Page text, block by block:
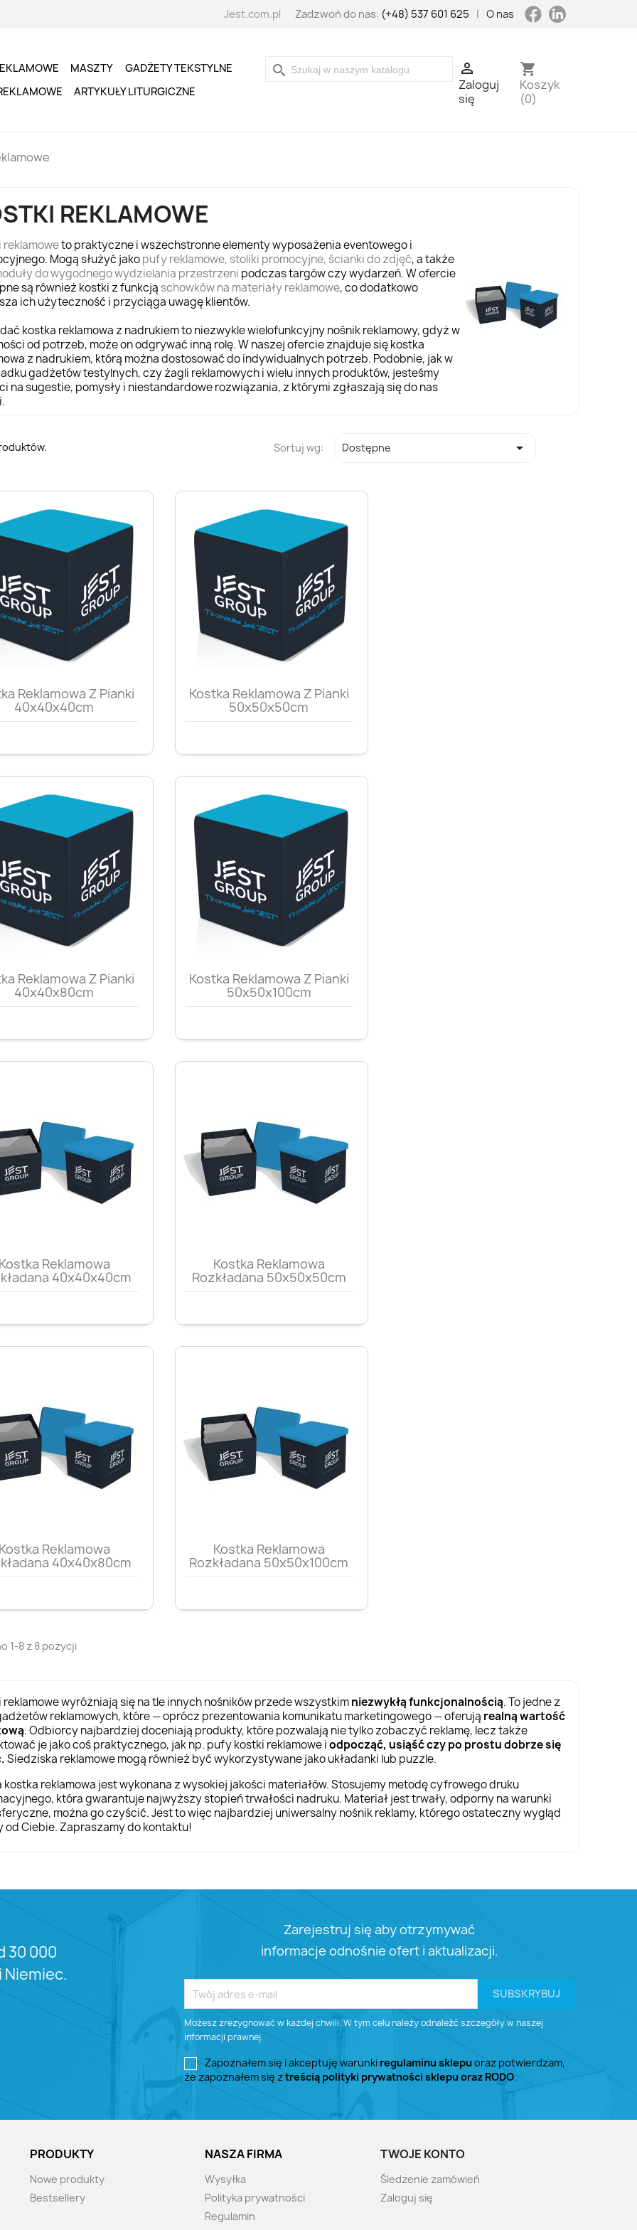
Jest.com.pl Zadzwoń do nas: (+48) 537 601 625 | O nas Facebook
MASZTY
GADŻETY TEKSTYLNE
ARTYKUŁY LITURGICZNE
search 
Zaloguj
się
shopping_cart
Koszyk
(0)
REKLAMOWE
reklamoweto praktyczne i wszechstronne elementy wyposażenia eventowego i
Mogą służyć jakopufy reklamowe, stoliki promocyjne, ścianki do zdjęć, a także
do wygodnego wydzielania przestrzeni podczas targów czy wydarzeń. W ofercie
są również kostki z funkcją schowków na materiały reklamowe, co dodatkowo
ich użyteczność i przyciąga uwagę klientów.
kostka reklamowa z nadrukiem to niezwykle wielofunkcyjnynośnik reklamowy, gdyż w
od potrzeb, może on odgrywać inną rolę. W naszej ofercie znajduje się kostka
z nadrukiem, którą można dostosować do indywidualnych potrzeb. Podobnie, jak w
gadżetów testylnych, czyżagli reklamowychi wielu innych produktów, jesteśmy
na sugestie, pomysły i niestandardowe rozwiązania, z którymi zgłaszają się do nas
Sortuj wg: Dostępne 
Szybki podgląd
Reklamowa Z Pianki
40x40x40cm
Szybki podgląd
Kostka Reklamowa Z Pianki
50x50x50cm
Szybki podgląd
Reklamowa Z Pianki
40x40x80cm
Szybki podgląd
Kostka Reklamowa Z Pianki
50x50x100cm
Szybki podgląd
Reklamowa
40x40x40cm
Szybki podgląd
Kostka Reklamowa
Rozkładana 50x50x50cm
Szybki podgląd
Reklamowa
40x40x80cm
Szybki podgląd
Kostka Reklamowa
Rozkładana 50x50x100cm
1-8 z 8 pozycji
reklamowe wyróżniają się na tle innych nośników przede wszystkimniezwykłą funkcjonalnością. To jedne z
reklamowych, które — oprócz prezentowania komunikatu marketingowego — oferują realną wartość
. Odbiorcy najbardziej doceniają produkty, które pozwalają nie tylko zobaczyć reklamę, lecz także
je jako coś praktycznego, jak np. pufy kostki reklamowe iodpocząć, usiąść czy po prostu dobrze się
Siedziska reklamowe mogą również być wykorzystywane jako układanki lub puzzle.
kostka reklamowa jest wykonana z wysokiej jakości materiałów. Stosujemy metodę cyfrowego druku
która gwarantuje najwyższy stopień trwałości nadruku. Materiał jest trwały, odporny na warunki
można go czyścić. Jest to więc najbardziej uniwersalny nośnik reklamy, którego ostateczny wygląd
od Ciebie. Zapraszamy do kontaktu!
30 000
Zarejestruj się aby otrzymywać
informacje odnośnie ofert i aktualizacji.
Możesz zrezygnować w każdej chwili. W tym celu należy odnaleźć szczegóły w naszej
informacji prawnej.
Zapoznałem się i akceptuję warunki regulaminu sklepu oraz potwierdzam,
że zapoznałem się ztreścią polityki prywatności sklepu oraz RODO.
PRODUKTY
Nowe produkty
Bestsellery
NASZA FIRMA
Wysyłka
Polityka prywatności
Regulamin
TWOJE KONTO
Śledzenie zamówień
Zaloguj się